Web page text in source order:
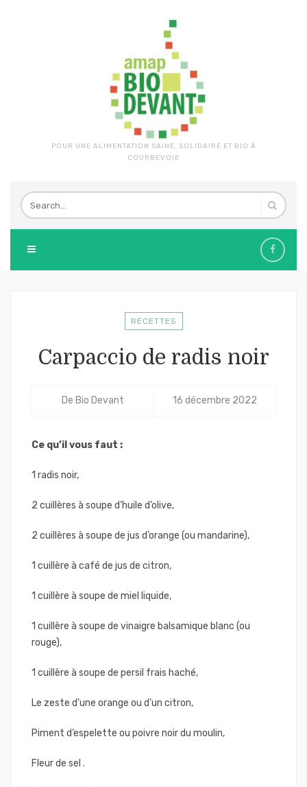
POUR UNE ALIMENTATION SAINE, SOLIDAIRE ET BIO À
COURBEVOIE
RECETTES
Carpaccio de radis noir
De Bio Devant 16 décembre 2022
Ce qu’il vous faut :
1 radis noir,
2 cuillères à soupe d’huile d’olive,
2 cuillères à soupe de jus d’orange (ou mandarine),
1 cuillère à café de jus de citron,
1 cuillère à soupe de miel liquide,
1 cuillère à soupe de vinaigre balsamique blanc (ou
rouge),
1 cuillère à soupe de persil frais haché,
Le zeste d’une orange ou d’un citron,
Piment d’espelette ou poivre noir du moulin,
Fleur de sel .